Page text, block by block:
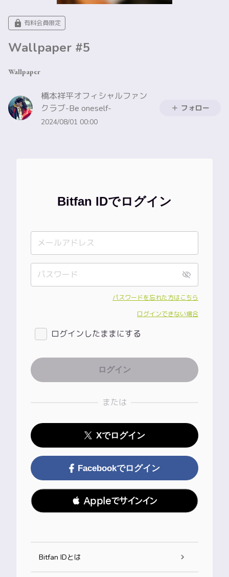
有料会員限定
Wallpaper #5
Wallpaper
橋本祥平オフィシャルファン
クラブ-Be oneself-
2024/08/01 00:00
フォロー
Bitfan IDでログイン
パスワードを忘れた方はこちら
ログインできない場合
ログインしたままにする
または
Xでログイン
Facebookでログイン
 Appleでサインイン
Bitfan IDとは